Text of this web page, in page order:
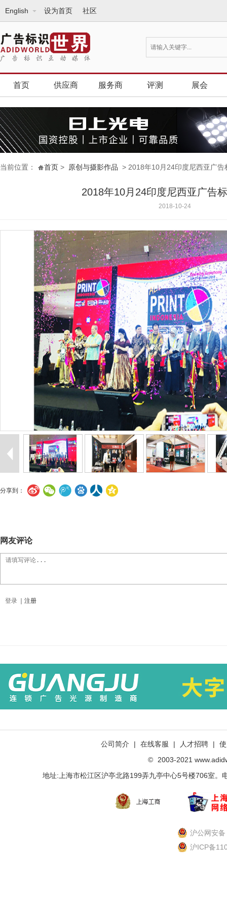
English 设为首页 社区
首页 供应商 服务商 评测 展会
当前位置： 首页 > 原创与摄影作品 > 2018年10月24印度尼西亚广告
2018年10月24印度尼西亚广告
2018-10-24
分享到：
网友评论
登录 注册
公司简介 | 在线客服 | 人才招聘 |
©
2003-2021
地址:上海市松江区沪亭北路199弄九亭中心5号楼706室
沪公网安
沪ICP备